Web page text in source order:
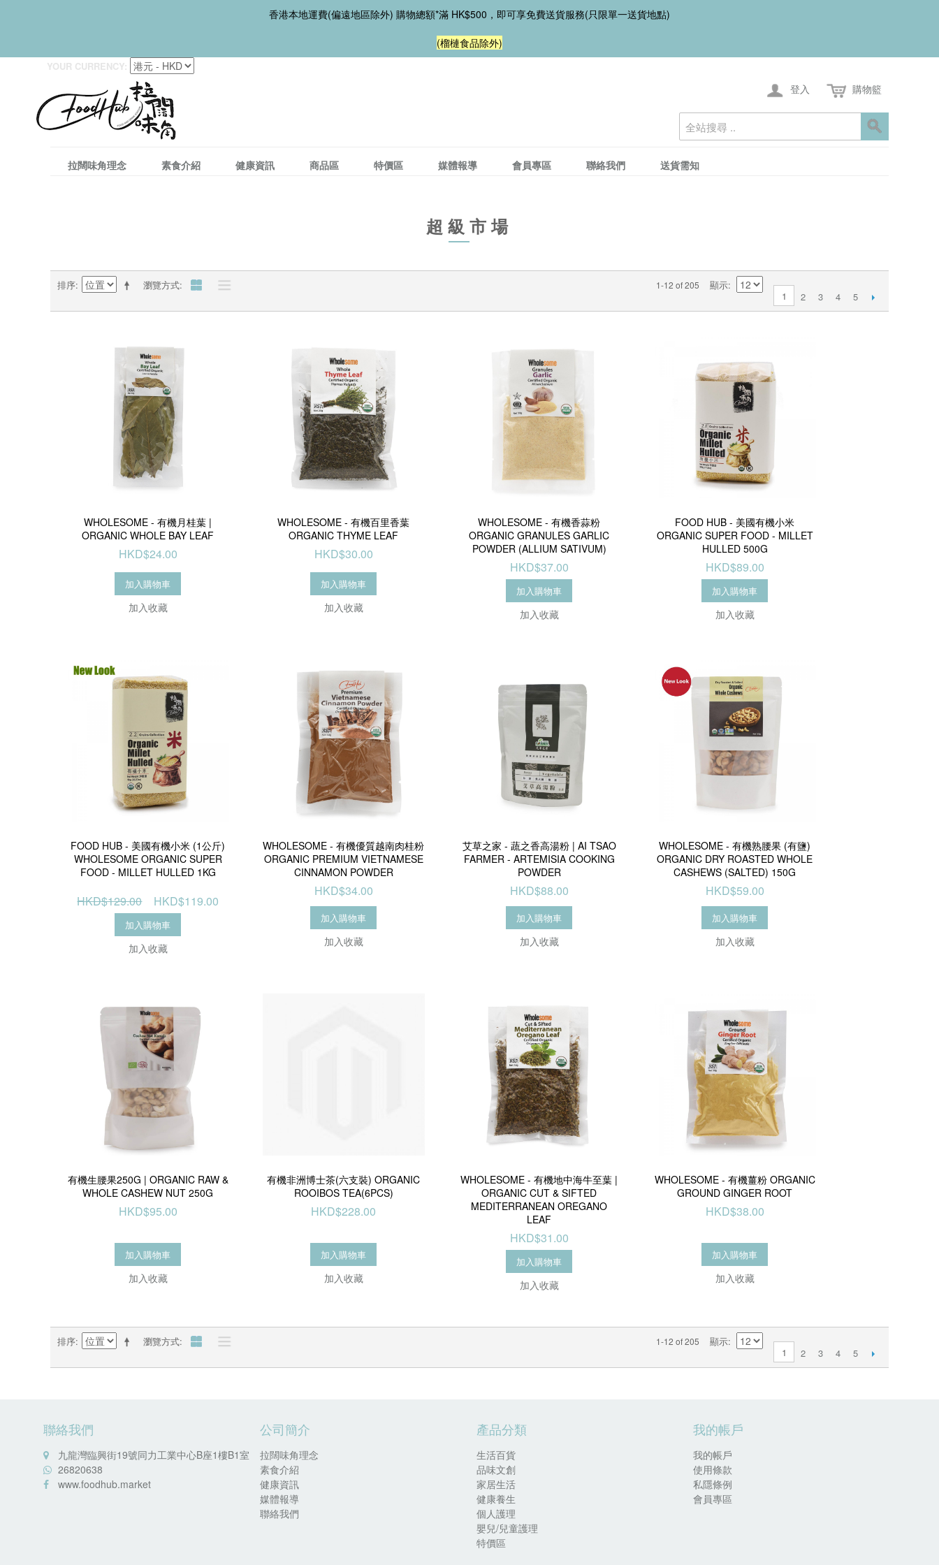
香港本地運費(偏遠地區除外) 購物總額*滿 HK$500，即可享免費送貨服務(只限單一送貨地點)
(榴槤食品除外)
YOUR CURRENCY:
登入 購物籃
拉闊味角理念 素食介紹 健康資訊 商品區 特價區 媒體報導 會員專區 聯絡我們 送貨需知
超級市場
瀏覽方式
排序 1-12 of 205
顯示
1
2 3 4 5
WHOLESOME - 有機月桂葉 |
ORGANIC WHOLE BAY LEAF
HKD$24.00
加入購物車
加入收藏
WHOLESOME - 有機百里香葉
ORGANIC THYME LEAF
HKD$30.00
加入購物車
加入收藏
WHOLESOME - 有機香蒜粉
ORGANIC GRANULES GARLIC
POWDER (ALLIUM SATIVUM)
HKD$37.00
加入購物車
加入收藏
FOOD HUB - 美國有機小米
ORGANIC SUPER FOOD - MILLET
HULLED 500G
HKD$89.00
加入購物車
加入收藏
FOOD HUB - 美國有機小米 (1公斤)
WHOLESOME ORGANIC SUPER
FOOD - MILLET HULLED 1KG
HKD$129.00 HKD$119.00
加入購物車
加入收藏
WHOLESOME - 有機優質越南肉桂粉
ORGANIC PREMIUM VIETNAMESE
CINNAMON POWDER
HKD$34.00
加入購物車
加入收藏
艾草之家 - 蔬之香高湯粉 | AI TSAO
FARMER - ARTEMISIA COOKING
POWDER
HKD$88.00
加入購物車
加入收藏
WHOLESOME - 有機熟腰果 (有鹽)
ORGANIC DRY ROASTED WHOLE
CASHEWS (SALTED) 150G
HKD$59.00
加入購物車
加入收藏
有機生腰果250G | ORGANIC RAW &
WHOLE CASHEW NUT 250G
HKD$95.00
加入購物車
加入收藏
有機非洲博士茶(六支裝) ORGANIC
ROOIBOS TEA(6PCS)
HKD$228.00
加入購物車
加入收藏
WHOLESOME - 有機地中海牛至葉 |
ORGANIC CUT & SIFTED
MEDITERRANEAN OREGANO
LEAF
HKD$31.00
加入購物車
加入收藏
WHOLESOME - 有機薑粉 ORGANIC
GROUND GINGER ROOT
HKD$38.00
加入購物車
加入收藏
瀏覽方式
排序 1-12 of 205
顯示
1
2 3 4 5
聯絡我們
九龍灣臨興街19號同力工業中心B座1樓B1室
26820638
www.foodhub.market
公司簡介
拉闊味角理念
素食介紹
健康資訊
媒體報導
聯絡我們
產品分類
生活百貨
品味文創
家居生活
健康養生
個人護理
嬰兒/兒童護理
特價區
我的帳戶
我的帳戶
使用條款
私隱條例
會員專區